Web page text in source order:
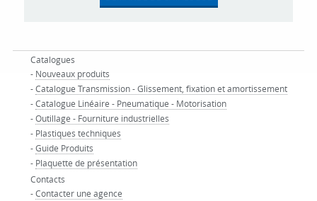
Catalogues
- Nouveaux produits
-Catalogue Transmission - Glissement, fixation et amortissement
-Catalogue Linéaire - Pneumatique - Motorisation
-Outillage - Fourniture industrielles
- Plastiques techniques
-Guide Produits
- Plaquette de présentation
Contacts
-Contacter une agence